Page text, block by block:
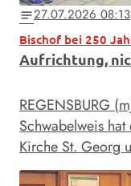
notes27.07.2026 08:13
Bischof bei 250
Aufrichtung,
REGENSBURG
Schwabelweis
Kirche St. Georg